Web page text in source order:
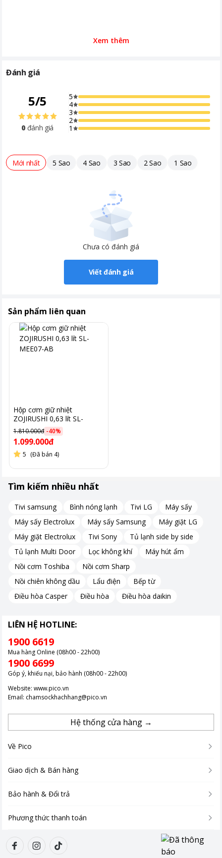
Xem thêm
Đánh giá
5/5
0 đánh giá
5
4
3
2
1
Mới nhất 5 Sao 4 Sao 3 Sao 2 Sao 1 Sao
Chưa có đánh giá
Viết đánh giá
Sản phẩm liên quan
Hộp cơm giữ nhiệt
ZOJIRUSHI 0,63 lít SL-
MEE07-AB
1.810.000đ -40%
1.099.000đ
5 (Đã bán 4)
Tìm kiếm nhiều nhất
Tivi samsung Bình nóng lạnh Tivi LG
Máy sấy
Máy sấy Electrolux
Máy sấy Samsung
Máy giặt LG
Máy giặt Electrolux
Tivi Sony
Tủ lạnh side by side
Tủ lạnh Multi Door
Lọc không khí
Máy hút ẩm
Nồi cơm Toshiba
Nồi cơm Sharp
Nồi chiên không dầu
Lẩu điện
Bếp từ
Điều hòa Casper
Điều hòa Điều hòa daikin
LIÊN HỆ HOTLINE:
1900 6619
Mua hàng Online (08h00 - 22h00)
1900 6699
Góp ý, khiếu nại, bảo hành (08h00 - 22h00)
Website: www.pico.vn
Email: chamsockhachhang@pico.vn
Hệ thống cửa hàng →
Về Pico
Giao dịch & Bán hàng
Bảo hành & Đổi trả
Phương thức thanh toán